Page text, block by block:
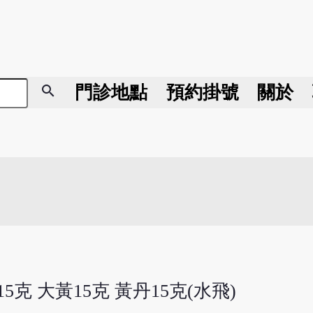
search 門診地點 預約掛號 關於
克 大黃15克 黃丹15克(水飛)